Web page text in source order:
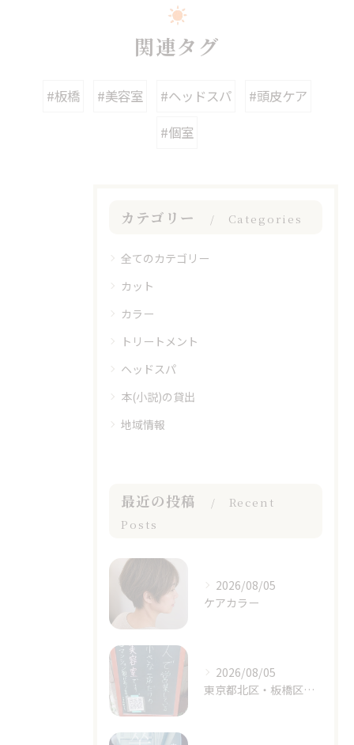
関連タグ
#板橋 #美容室 #ヘッドスパ
#頭皮ケア
#個室
カテゴリー Categories
全てのカテゴリー
カット
カラー
トリートメント
ヘッドスパ
本(小説)の貸出
地域情報
最近の投稿
Recent
Posts
2026/08/05
ケアカラー
2026/08/05
東京都北区・板橋区でヘアマニキュアをお探しの方へ｜頭皮がしみる方のための白髪染めという選択肢